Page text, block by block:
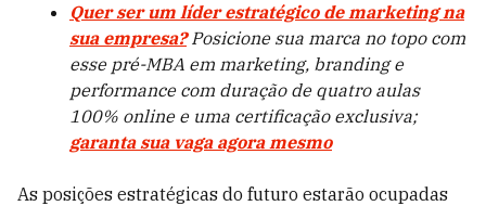
Quer ser um líder estratégico de marketing na
sua empresa?Posicione sua marca no topo com
esse pré-MBA em marketing, branding e
performance com duração de quatro aulas
100% online e uma certificação exclusiva;
garanta sua vaga agora mesmo
As posições estratégicas do futuro estarão ocupadas